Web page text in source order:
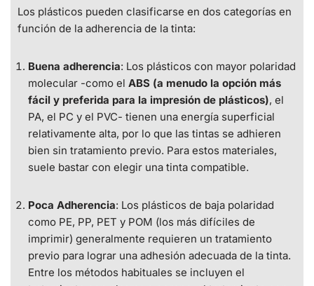
Los plásticos pueden clasificarse en dos categorías en
función de la adherencia de la tinta:
Buena adherencia: Los plásticos con mayor polaridad
molecular -como el ABS (a menudo la opción más
fácil y preferida para la impresión de plásticos), el
PA, el PC y el PVC- tienen una energía superficial
relativamente alta, por lo que las tintas se adhieren
bien sin tratamiento previo. Para estos materiales,
suele bastar con elegir una tinta compatible.
Poca Adherencia: Los plásticos de baja polaridad
como PE, PP, PET y POM (los más difíciles de
imprimir) generalmente requieren un tratamiento
previo para lograr una adhesión adecuada de la tinta.
Entre los métodos habituales se incluyen el